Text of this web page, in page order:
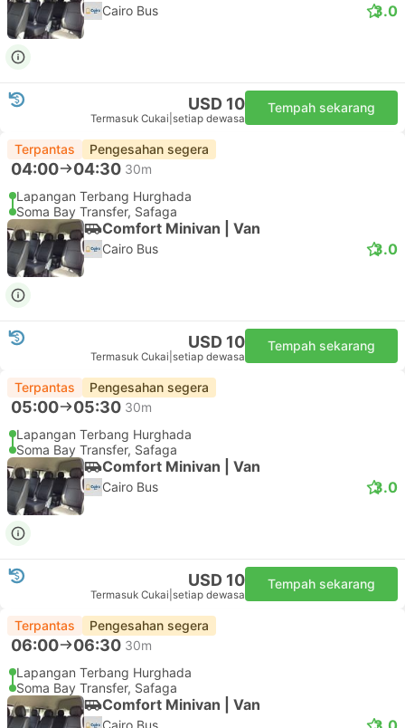
Cairo Bus 3.0
USD 10
Termasuk Cukai setiap dewasa
Tempah sekarang
Terpantas Pengesahan segera
04:00 04:30 30m
Lapangan Terbang Hurghada
Soma Bay Transfer, Safaga
Comfort Minivan | Van
Cairo Bus 3.0
USD 10
Termasuk Cukai setiap dewasa
Tempah sekarang
Terpantas Pengesahan segera
05:00 05:30 30m
Lapangan Terbang Hurghada
Soma Bay Transfer, Safaga
Comfort Minivan | Van
Cairo Bus 3.0
USD 10
Termasuk Cukai setiap dewasa
Tempah sekarang
Terpantas Pengesahan segera
06:00 06:30 30m
Lapangan Terbang Hurghada
Soma Bay Transfer, Safaga
Comfort Minivan | Van
Cairo Bus